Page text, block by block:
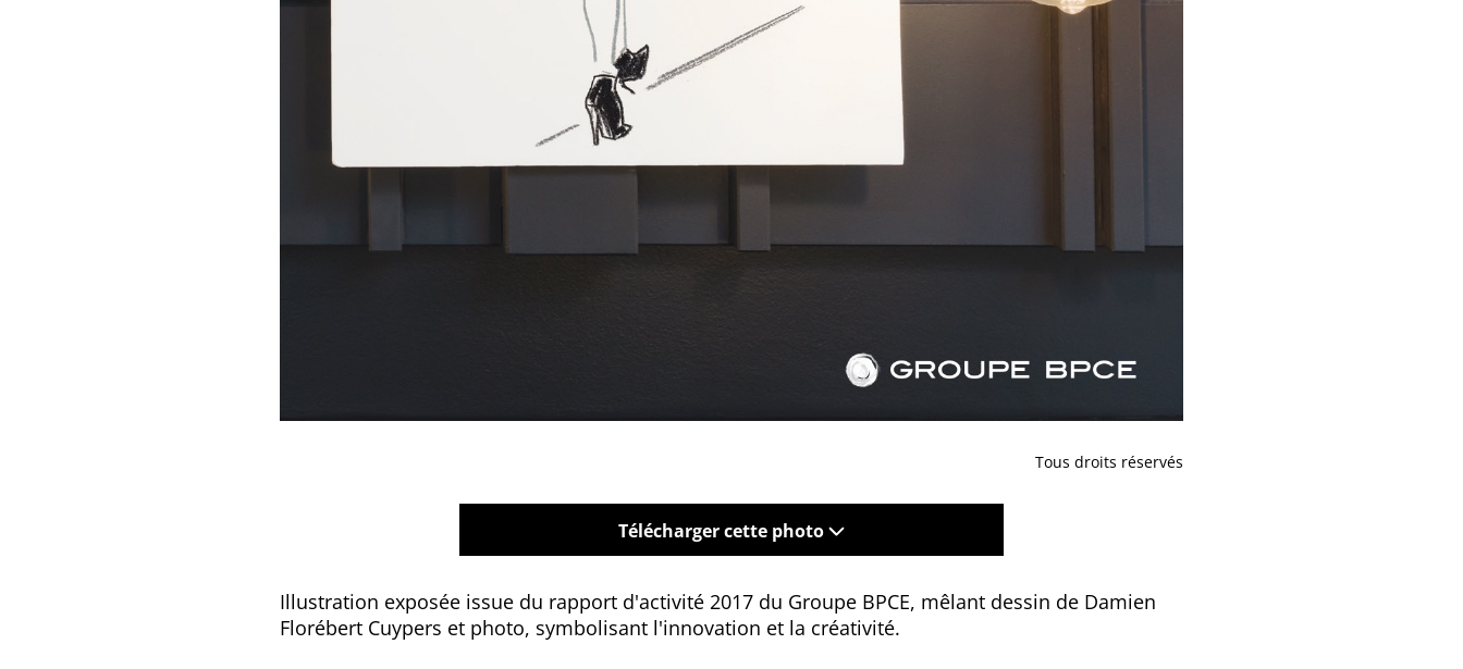
Tous droits réservés
Télécharger cette photo
Illustration exposée issue du rapport d'activité 2017 du Groupe BPCE, mêlant dessin de Damien
Florébert Cuypers et photo, symbolisant l'innovation et la créativité.